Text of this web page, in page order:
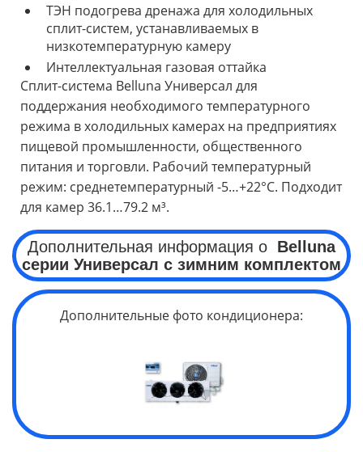
ТЭН подогрева дренажа для холодильных
сплит-систем, устанавливаемых в
низкотемпературную камеру
Интеллектуальная газовая оттайка
Сплит-система Belluna Универсал для
поддержания необходимого температурного
режима в холодильных камерах на предприятиях
пищевой промышленности, общественного
питания и торговли. Рабочий температурный
режим: среднетемпературный -5…+22°C. Подходит
для камер 36.1…79.2 м³.
Дополнительная информация о Belluna
серии Универсал с зимним комплектом
Дополнительные фото кондиционера: